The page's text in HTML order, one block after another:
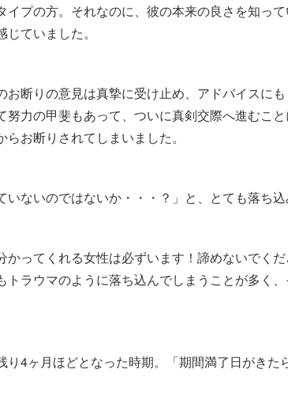
イプの方。それなのに、彼の本来の良さを知っ
ていました。
お断りの意見は真摯に受け止め、アドバイスに
努力の甲斐もあって、ついに真剣交際へ進むこ
お断りされてしまいました。
いないのではないか・・・？」と、とても落ち込
かってくれる女性は必ずいます！諦めないでく
トラウマのように落ち込んでしまうことが多く
り4ヶ月ほどとなった時期。「期間満了日がきた